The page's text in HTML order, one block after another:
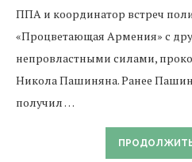
ППА и координатор встреч
«Процветающая Армения» с
непровластными силами,
Никола Пашиняна. Ранее
получил …